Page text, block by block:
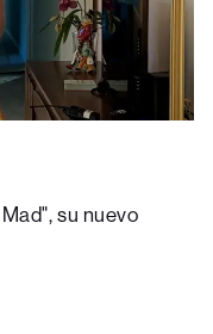
su nuevo